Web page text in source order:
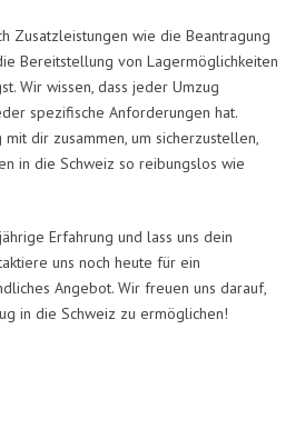
Zusatzleistungen wie die Beantragung
Bereitstellung von Lagermöglichkeiten
Wir wissen, dass jeder Umzug
spezifische Anforderungen hat.
dir zusammen, um sicherzustellen,
in die Schweiz so reibungslos wie
Erfahrung und lass uns dein
uns noch heute für ein
Angebot. Wir freuen uns darauf,
in die Schweiz zu ermöglichen!